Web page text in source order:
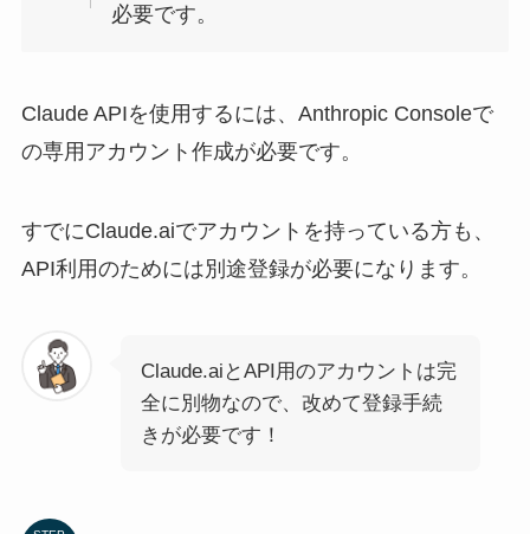
必要です。
Claude APIを使用するには、Anthropic Consoleで
の専用アカウント作成が必要です。
すでにClaude.aiでアカウントを持っている方も、
API利用のためには別途登録が必要になります。
Claude.aiとAPI用のアカウントは完
全に別物なので、改めて登録手続
きが必要です！